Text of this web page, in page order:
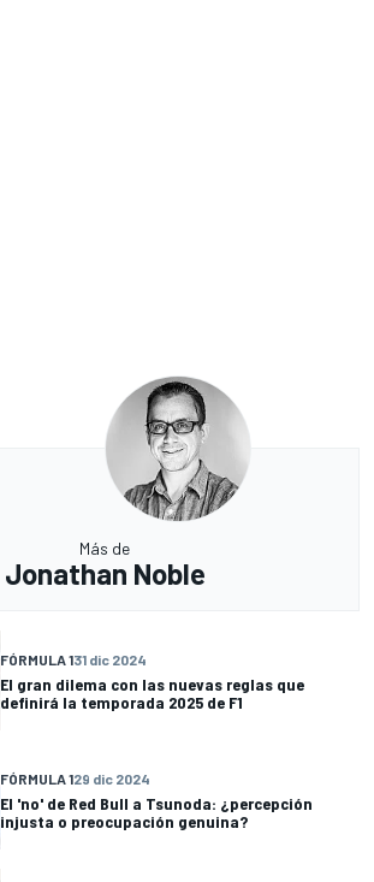
Más de
Jonathan Noble
FÓRMULA 131 dic 2024
El gran dilema con las nuevas reglas que
definirá la temporada 2025 de F1
FÓRMULA 129 dic 2024
El 'no' de Red Bull a Tsunoda: ¿percepción
injusta o preocupación genuina?